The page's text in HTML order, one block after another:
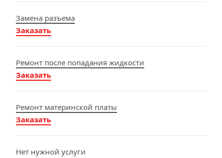
Замена разъема
Заказать
Ремонт после попадания жидкости
Заказать
Ремонт материнской платы
Заказать
Нет нужной услуги